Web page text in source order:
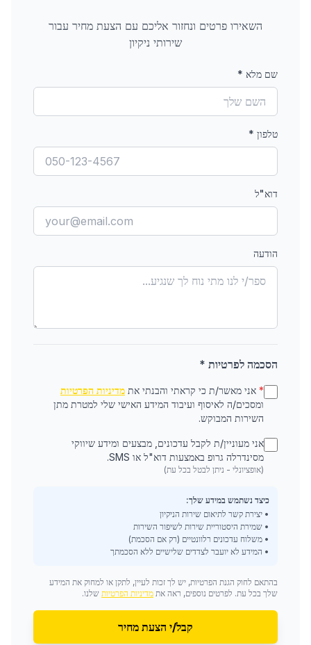
השאירו פרטים ונחזור אליכם עם הצעת מחיר עבור
שירותי ניקיון
שם מלא *
טלפון *
דוא"ל
הודעה
הסכמה לפרטיות *
* אני מאשר/ת כי קראתי והבנתי את מדיניות הפרטיות
ומסכים/ה לאיסוף ועיבוד המידע האישי שלי למטרת מתן
השירות המבוקש.
אני מעוניין/ת לקבל עדכונים, מבצעים ומידע שיווקי
מסינדרלה גרופ באמצעות דוא"ל או SMS.
(אופציונלי - ניתן לבטל בכל עת)
כיצד נשתמש במידע שלך:
• יצירת קשר לתיאום שירות הניקיון
• שמירת היסטוריית שירות לשיפור השירות
• משלוח עדכונים רלוונטיים (רק אם הסכמת)
• המידע לא יועבר לצדדים שלישיים ללא הסכמתך
בהתאם לחוק הגנת הפרטיות, יש לך זכות לעיין, לתקן או למחוק את המידע
שלך בכל עת. לפרטים נוספים, ראה את מדיניות הפרטיות שלנו.
קבל/י הצעת מחיר